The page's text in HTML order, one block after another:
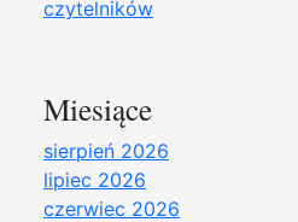
czytelników
Miesiące
sierpień 2026
lipiec 2026
czerwiec 2026